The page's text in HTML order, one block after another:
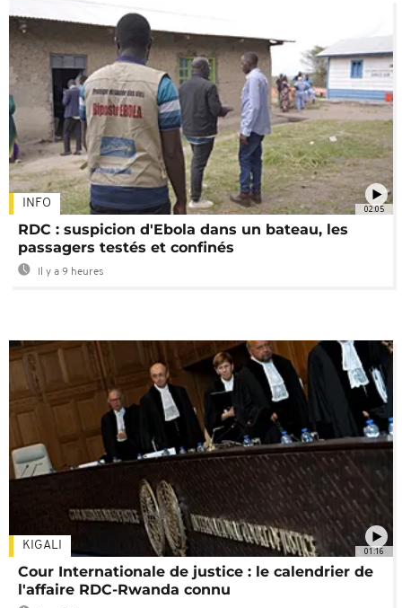
02:05
INFO
RDC : suspicion d'Ebola dans un bateau, les
passagers testés et confinés
Il y a 9 heures
01:16
KIGALI
Cour Internationale de justice : le calendrier de
l'affaire RDC-Rwanda connu